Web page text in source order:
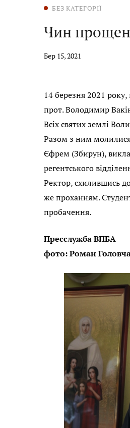
БЕЗ КАТЕГОРІЇ
Чин
Бер 15, 2021
14 березня 2021 року,
прот. Володимир
Всіх святих землі
Разом з ним молилися
Єфрем (Збирун),
регентського
Ректор, схилившись
же проханням.
пробачення.
Пресслужба ВПБА
фото: Роман